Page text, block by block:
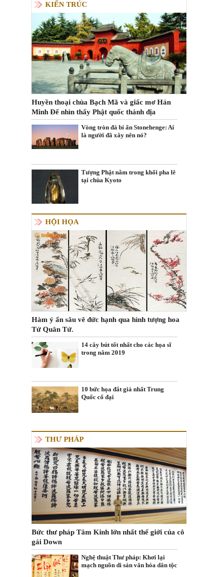
KIẾN TRÚC
Huyền thoại chùa Bạch Mã và giấc mơ Hán
Minh Đế nhìn thấy Phật quốc thánh địa
Vòng tròn đá bí ẩn Stonehenge: Ai
là người đã xây nên nó?
Tượng Phật nằm trong khối pha lê
tại chùa Kyoto
HỘI HỌA
Hàm ý ẩn sâu vê đức hạnh qua hình tượng hoa
Tứ Quân Tử.
14 cây bút tốt nhất cho các họa sĩ
trong năm 2019
10 bức họa đắt giá nhất Trung
Quốc cổ đại
THƯ PHÁP
Bức thư pháp Tâm Kinh lớn nhất thế giới của cô
gái Down
Nghệ thuật Thư pháp: Khơi lại
mạch nguồn di sản văn hóa dân tộc